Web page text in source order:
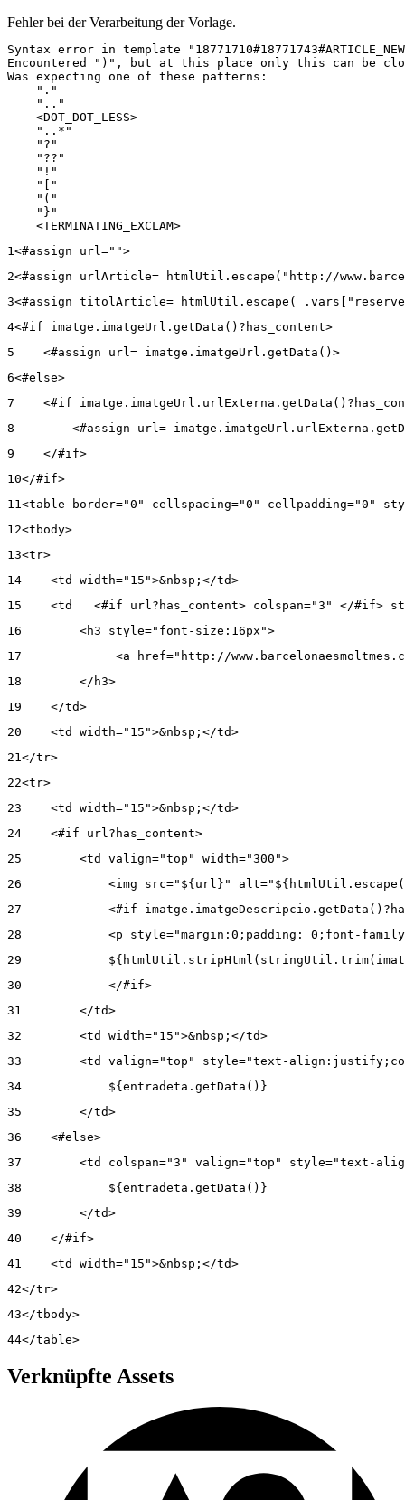
Fehler bei der Verarbeitung der Vorlage.
Syntax error in template
Encountered ")", but at this place only this can be
Was expecting one of these patterns:
    "."
    ".."
    <DOT_DOT_LESS>
    "..*"
    "?"
    "??"
    "!"
    "["
    "("
    "}"
    <TERMINATING_EXCLAM>
1<#assign url="">
2<#assign urlArticle= htmlUtil.escape("http://
3<#assign titolArticle= htmlUtil.escape(
4<#if imatge.imatgeUrl.getData()?has_content>
5
    <#assign url= imatge.imatgeUrl.getData()>
6<#else>
7
<#if
8
<#assign url=
9
    </#if>
10</#if>
11<table border="0" cellspacing="0" cellpadding="0"
12<tbody>
13<tr>
14
    <td width="15">&nbsp;</td>
15
<td   <#if url?has_content> colspan="3" </#if>
16
        <h3 style="font-size:16px">
17
<a href="http://
18
        </h3>
19
    </td>
20
    <td width="15">&nbsp;</td>
21</tr>
22<tr>
23
    <td width="15">&nbsp;</td>
24
    <#if url?has_content>
25
        <td valign="top" width="300">
26
<img src="${url}"
27
<#if
28
<p style="margin:0;padding: 0;font-
29
30
            </#if>
31
        </td>
32
        <td width="15">&nbsp;</td>
33
<td valign="top" style="text-
34
            ${entradeta.getData()}
35
        </td>
36
    <#else>
37
<td colspan="3" valign="top" style="text-
38
            ${entradeta.getData()}
39
        </td>
40
    </#if>
41
    <td width="15">&nbsp;</td>
42</tr>
43</tbody>
44</table>
Verknüpfte Assets